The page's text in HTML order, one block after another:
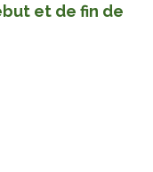
et de fin de